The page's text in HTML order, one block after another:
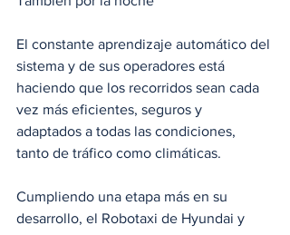
El constante aprendizaje automático del
sistema y de sus operadores está
haciendo que los recorridos sean cada
vez más eficientes, seguros y
adaptados a todas las condiciones,
tanto de tráfico como climáticas.
Cumpliendo una etapa más en su
desarrollo, el Robotaxi de Hyundai y